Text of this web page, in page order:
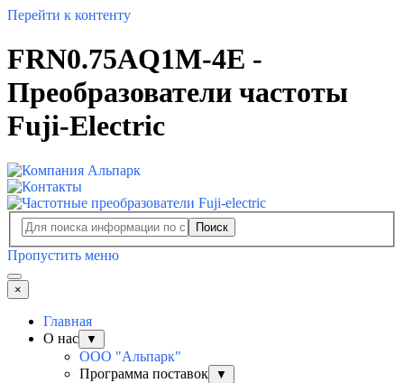
Перейти к контенту
FRN0.75AQ1M-4E -
Преобразователи частоты
Fuji-Electric
Поиск
Пропустить меню
×
Главная
О нас
▼
ООО "Альпарк"
Программа поставок
▼